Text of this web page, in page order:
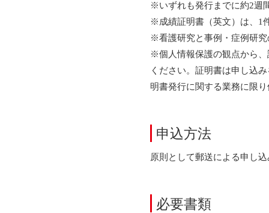
※いずれも発行までに約2週
※成績証明書（英文）は、1
※看護研究と事例・症例研
※個人情報保護の観点から
ください。証明書は申し込
明書発行に関する業務に限
申込方法
原則として郵送による申し
必要書類